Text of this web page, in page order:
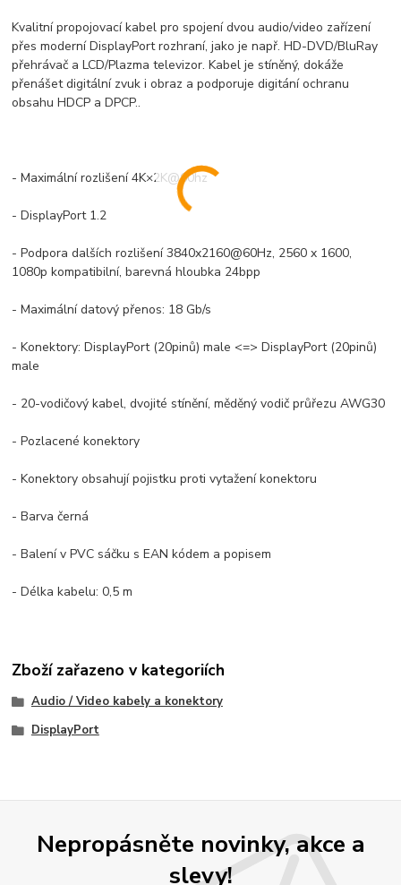
Kvalitní propojovací kabel pro spojení dvou audio/video zařízení
přes moderní DisplayPort rozhraní, jako je např. HD-DVD/BluRay
přehrávač a LCD/Plazma televizor. Kabel je stíněný, dokáže
přenášet digitální zvuk i obraz a podporuje digitání ochranu
obsahu HDCP a DPCP..
- Maximální rozlišení 4K×2K@60hz
- DisplayPort 1.2
- Podpora dalších rozlišení 3840x2160@60Hz, 2560 x 1600,
1080p kompatibilní, barevná hloubka 24bpp
- Maximální datový přenos: 18 Gb/s
- Konektory: DisplayPort (20pinů) male <=> DisplayPort (20pinů)
male
- 20-vodičový kabel, dvojité stínění, měděný vodič průřezu AWG30
- Pozlacené konektory
- Konektory obsahují pojistku proti vytažení konektoru
- Barva černá
- Balení v PVC sáčku s EAN kódem a popisem
- Délka kabelu: 0,5 m
Zboží zařazeno v kategoriích
Audio / Video kabely a konektory
DisplayPort
Nepropásněte novinky, akce a
slevy!